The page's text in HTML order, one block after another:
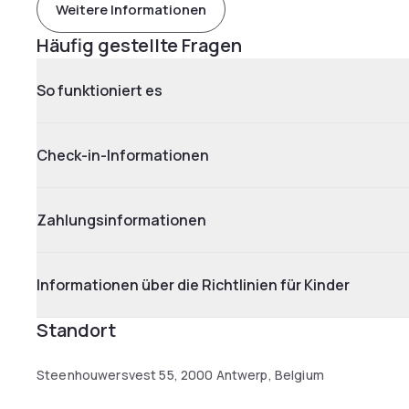
Weitere Informationen
Häufig gestellte Fragen
So funktioniert es
Check-in-Informationen
Zahlungsinformationen
Informationen über die Richtlinien für Kinder
Standort
Steenhouwersvest 55, 2000 Antwerp, Belgium